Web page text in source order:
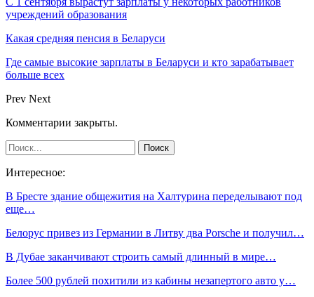
учреждений образования
Какая средняя пенсия в Беларуси
Где самые высокие зарплаты в Беларуси и кто зарабатывает
больше всех
Prev Next
Комментарии закрыты.
Интересное:
В Бресте здание общежития на Халтурина переделывают под
еще…
Белорус привез из Германии в Литву два Porsche и получил…
В Дубае заканчивают строить самый длинный в мире…
Более 500 рублей похитили из кабины незапертого авто у…